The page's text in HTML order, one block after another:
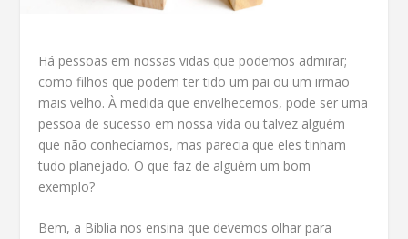
Há pessoas em nossas vidas que podemos admirar;
como filhos que podem ter tido um pai ou um irmão
mais velho. À medida que envelhecemos, pode ser uma
pessoa de sucesso em nossa vida ou talvez alguém
que não conhecíamos, mas parecia que eles tinham
tudo planejado. O que faz de alguém um bom
exemplo?
Bem, a Bíblia nos ensina que devemos olhar para